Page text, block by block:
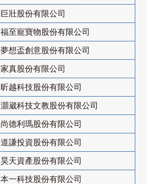
巨壯股份有限公司
福至寵寶物股份有限公司
夢想盃創意股份有限公司
家真股份有限公司
昕越科技股份有限公司
灝崴科技文教股份有限公司
尚德利瑪股份有限公司
道謙投資股份有限公司
昊天資產股份有限公司
本一科技股份有限公司